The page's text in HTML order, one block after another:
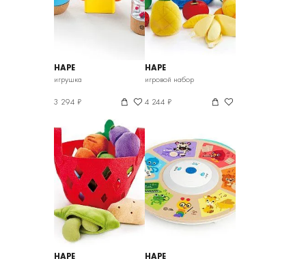
HAPE
игрушка
3 294 ₽
HAPE
игровой набор
4 244 ₽
HAPE
HAPE